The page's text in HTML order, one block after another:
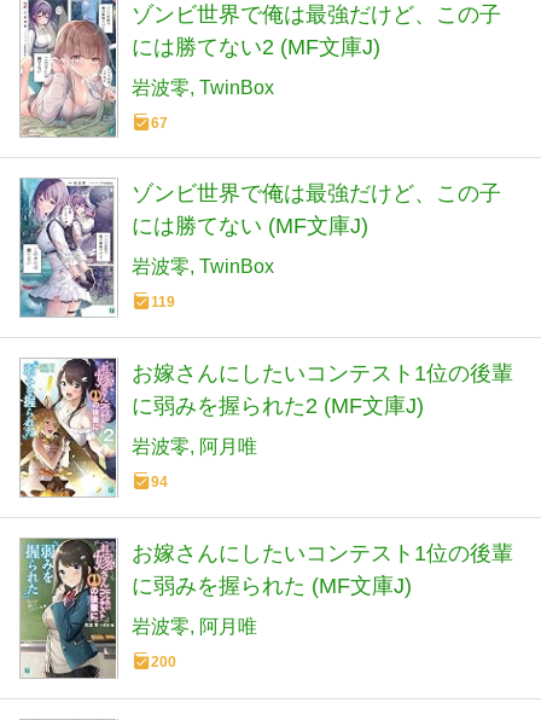
ゾンビ世界で俺は最強だけど、この子
には勝てない2 (MF文庫J)
岩波零 TwinBox
67
ゾンビ世界で俺は最強だけど、この子
には勝てない (MF文庫J)
岩波零 TwinBox
119
お嫁さんにしたいコンテスト1位の後輩
に弱みを握られた2 (MF文庫J)
岩波零 阿月唯
94
お嫁さんにしたいコンテスト1位の後輩
に弱みを握られた (MF文庫J)
岩波零 阿月唯
200